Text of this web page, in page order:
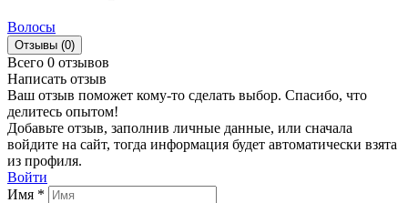
Волосы
Отзывы (0)
Всего 0 отзывов
Написать отзыв
Ваш отзыв поможет кому-то сделать выбор. Спасибо, что
делитесь опытом!
Добавьте отзыв, заполнив личные данные, или сначала
войдите на сайт, тогда информация будет автоматически взята
из профиля.
Войти
Имя *